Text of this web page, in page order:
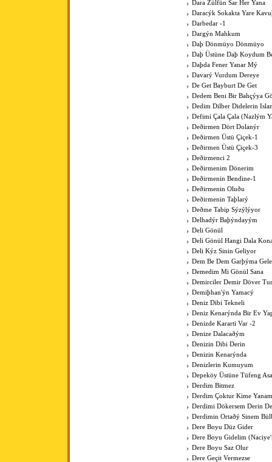
Dara Zülfün Sar Her Yana
Daracýk Sokakta Yare
Darbedar -1
Dargýn Mahkum
Daþ Dönmüyo Dönmüyo
Daþ Üstüne Daþ Koydum
Daþda Fener Yanar Mý
Davarý Vurdum Dereye
De Get Bayburt De Get
Dedem Beni Bir Bahçýya
Dedim Dilber Didelerin
Defimi Çala Çala (Nazlým
Deðirmen Dört Dolanýr
Deðirmen Üstü Çiçek-1
Deðirmen Üstü Çiçek-3
Deðirmenci 2
Deðirmenim Dönerim
Deðirmenin Bendine-1
Deðirmenin Oluðu
Deðirmenin Taþlarý
Deðme Tabip Sýzýlýyor
Delhadýr Baþýndayým
Deli Gönül
Deli Gönül Hangi Dala
Deli Kýz Sinin Geliyor
Dem Be Dem Garþýma
Demedim Mi Gönül Sana
Demirciler Demir Döver
Demiþhan'ýn Yamacý
Deniz Dibi Tekneli
Deniz Kenarýnda Bir Ev
Denizde Kararti Var -2
Denize Dalacaðým
Denizin Dibi Derin
Denizin Kenarýnda
Denizlerin Kumuyum
Depeköy Üstüne Tüfeng
Derdim Bitmez
Derdim Çoktur Kime
Derdimi Dökersem Derin
Derdimin Ortaðý Sinem
Dere Boyu Düz Gider
Dere Boyu Gidelim
Dere Boyu Saz Olur
Dere Geçit Vermezse